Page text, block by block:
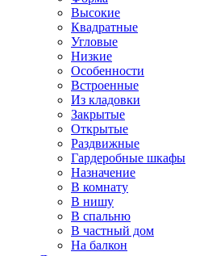
Высокие
Квадратные
Угловые
Низкие
Особенности
Встроенные
Из кладовки
Закрытые
Открытые
Раздвижные
Гардеробные шкафы
Назначение
В комнату
В нишу
В спальню
В частный дом
На балкон